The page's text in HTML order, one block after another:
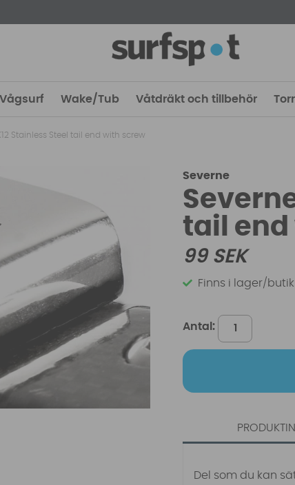
Vågsurf Wake/Tub Våtdräkt och tillbehör
Stainless Steel tail end with screw
Severne
tail end
99SEK
Finns i lager/butik
Antal:
Del som du kan